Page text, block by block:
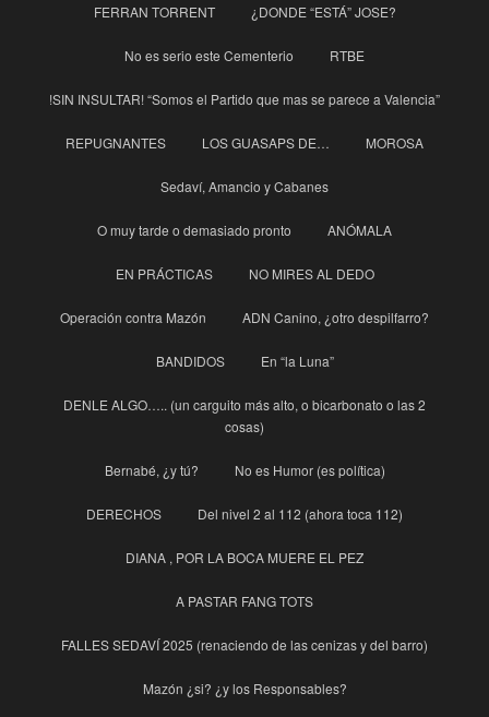
FERRAN TORRENT ¿DONDE “ESTÁ” JOSE?
No es serio este Cementerio RTBE
!SIN INSULTAR! “Somos el Partido que mas se parece a Valencia”
REPUGNANTES LOS GUASAPS DE… MOROSA
Sedaví, Amancio y Cabanes
O muy tarde o demasiado pronto ANÓMALA
EN PRÁCTICAS NO MIRES AL DEDO
Operación contra Mazón ADN Canino, ¿otro despilfarro?
BANDIDOS En “la Luna”
DENLE ALGO….. (un carguito más alto, o bicarbonato o las 2
cosas)
Bernabé, ¿y tú? No es Humor (es política)
DERECHOS Del nivel 2 al 112 (ahora toca 112)
DIANA , POR LA BOCA MUERE EL PEZ
A PASTAR FANG TOTS
FALLES SEDAVÍ 2025 (renaciendo de las cenizas y del barro)
Mazón ¿si? ¿y los Responsables?